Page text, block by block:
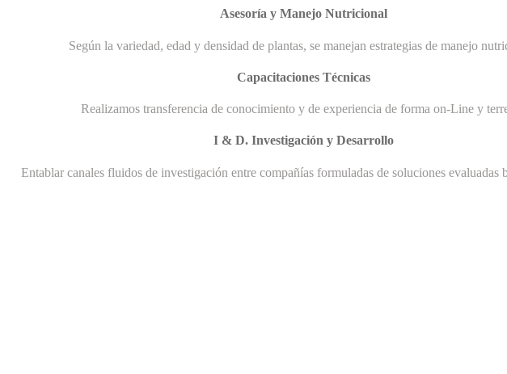
Asesoría y Manejo Nutricional
Según la variedad, edad y densidad de plantas, se manejan estrategias de manejo
Capacitaciones Técnicas
Realizamos transferencia de conocimiento y de experiencia de forma on-Line y
I & D. Investigación y Desarrollo
Entablar canales fluidos de investigación entre compañías formuladas de soluciones evaluadas